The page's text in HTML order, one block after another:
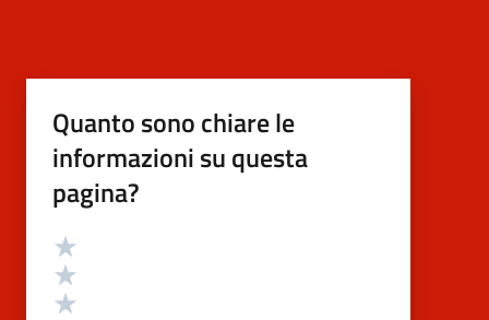
Quanto sono chiare le
informazioni su questa
pagina?
Valutazione